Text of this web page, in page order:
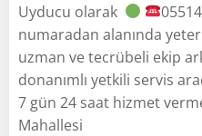
Uyducu olarak
numaradan alanında
uzman ve tecrübeli ekip
donanımlı yetkili servis
7 gün 24 saat hizmet
Mahallesi